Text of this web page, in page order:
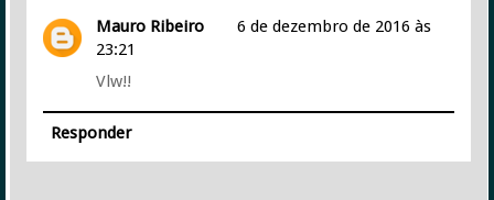
Mauro Ribeiro
6 de dezembro de 2016 às
23:21
Vlw!!
Responder